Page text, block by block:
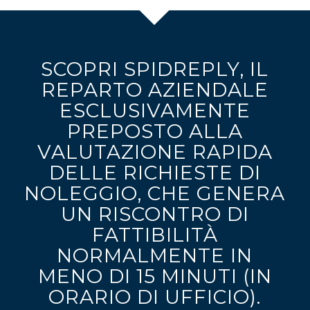
SCOPRI SPIDREPLY, IL
REPARTO AZIENDALE
ESCLUSIVAMENTE
PREPOSTO ALLA
VALUTAZIONE RAPIDA
DELLE RICHIESTE DI
NOLEGGIO, CHE GENERA
UN RISCONTRO DI
FATTIBILITÀ
NORMALMENTE IN
MENO DI 15 MINUTI (IN
ORARIO DI UFFICIO).